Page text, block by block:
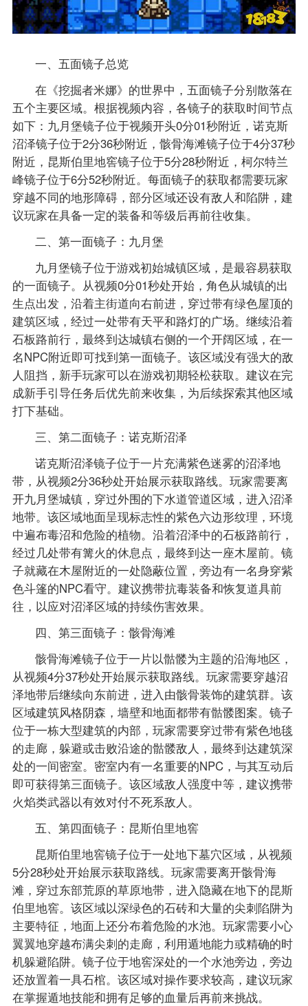
一、五面镜子总览
在《挖掘者米娜》的世界中，五面镜子分别散落在
五个主要区域。根据视频内容，各镜子的获取时间节点
如下：九月堡镜子位于视频开头0分01秒附近，诺克斯
沼泽镜子位于2分36秒附近，骸骨海滩镜子位于4分37秒
附近，昆斯伯里地窖镜子位于5分28秒附近，柯尔特兰
峰镜子位于6分52秒附近。每面镜子的获取都需要玩家
穿越不同的地形障碍，部分区域还设有敌人和陷阱，建
议玩家在具备一定的装备和等级后再前往收集。
二、第一面镜子：九月堡
九月堡镜子位于游戏初始城镇区域，是最容易获取
的一面镜子。从视频0分01秒处开始，角色从城镇的出
生点出发，沿着主街道向右前进，穿过带有绿色屋顶的
建筑区域，经过一处带有天平和路灯的广场。继续沿着
石板路前行，最终到达城镇右侧的一个开阔区域，在一
名NPC附近即可找到第一面镜子。该区域没有强大的敌
人阻挡，新手玩家可以在游戏初期轻松获取。建议在完
成新手引导任务后优先前来收集，为后续探索其他区域
打下基础。
三、第二面镜子：诺克斯沼泽
诺克斯沼泽镜子位于一片充满紫色迷雾的沼泽地
带，从视频2分36秒处开始展示获取路线。玩家需要离
开九月堡城镇，穿过外围的下水道管道区域，进入沼泽
地带。该区域地面呈现标志性的紫色六边形纹理，环境
中遍布毒沼和危险的植物。沿着沼泽中的石板路前行，
经过几处带有篝火的休息点，最终到达一座木屋前。镜
子就藏在木屋附近的一处隐蔽位置，旁边有一名身穿紫
色斗篷的NPC看守。建议携带抗毒装备和恢复道具前
往，以应对沼泽区域的持续伤害效果。
四、第三面镜子：骸骨海滩
骸骨海滩镜子位于一片以骷髅为主题的沿海地区，
从视频4分37秒处开始展示获取路线。玩家需要穿越沼
泽地带后继续向东前进，进入由骸骨装饰的建筑群。该
区域建筑风格阴森，墙壁和地面都带有骷髅图案。镜子
位于一栋大型建筑的内部，玩家需要穿过带有紫色地毯
的走廊，躲避或击败沿途的骷髅敌人，最终到达建筑深
处的一间密室。密室内有一名重要的NPC，与其互动后
即可获得第三面镜子。该区域敌人强度中等，建议携带
火焰类武器以有效对付不死系敌人。
五、第四面镜子：昆斯伯里地窖
昆斯伯里地窖镜子位于一处地下墓穴区域，从视频
5分28秒处开始展示获取路线。玩家需要离开骸骨海
滩，穿过东部荒原的草原地带，进入隐藏在地下的昆斯
伯里地窖。该区域以深绿色的石砖和大量的尖刺陷阱为
主要特征，地面上还分布着危险的水池。玩家需要小心
翼翼地穿越布满尖刺的走廊，利用遁地能力或精确的时
机躲避陷阱。镜子位于地窖深处的一个水池旁边，旁边
还放置着一具石棺。该区域对操作要求较高，建议玩家
在掌握遁地技能和拥有足够的血量后再前来挑战。